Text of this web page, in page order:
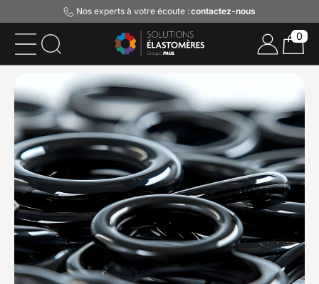
Nos experts à votre écoute :contactez-nous
0